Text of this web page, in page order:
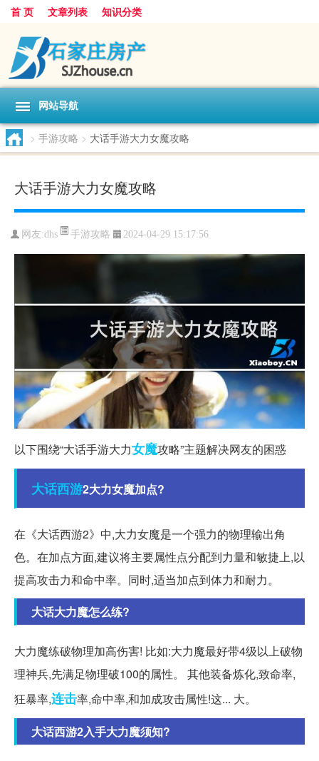
首 页 文章列表 知识分类
网站导航
> 手游攻略 > 大话手游大力女魔攻略
大话手游大力女魔攻略
网友:dhs 手游攻略 2024-04-29 15:17:56
以下围绕“大话手游大力女魔攻略”主题解决网友的困惑
大话西游2大力女魔加点?
在《大话西游2》中,大力女魔是一个强力的物理输出角
色。在加点方面,建议将主要属性点分配到力量和敏捷上,以
提高攻击力和命中率。同时,适当加点到体力和耐力。
大话大力魔怎么练?
大力魔练破物理加高伤害! 比如:大力魔最好带4级以上破物
理神兵,先满足物理破100的属性。 其他装备炼化,致命率,
狂暴率,连击率,命中率,和加成攻击属性!这... 大。
大话西游2入手大力魔须知?